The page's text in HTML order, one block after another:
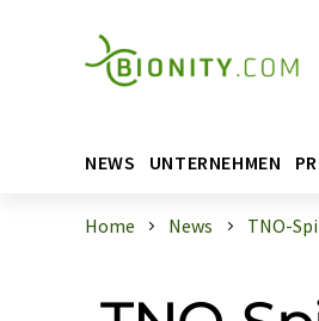
NEWS UNTERNEHMEN
Home News TNO-